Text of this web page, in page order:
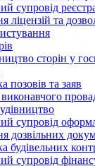
супровід
ліцензій та
сторін у
позовів та заяв
супровід
дозвільних
будівельних
супровід